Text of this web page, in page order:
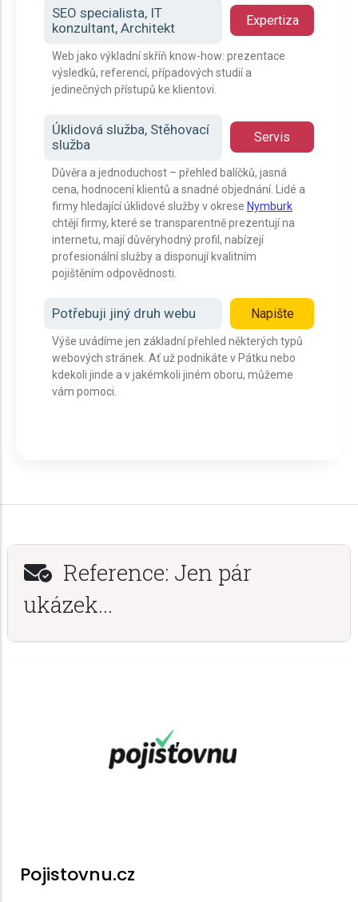
SEO specialista, IT
konzultant, Architekt
Expertiza
Web jako výkladní skříň know-how: prezentace
výsledků, referencí, případových studií a
jedinečných přístupů ke klientovi.
Úklidová služba, Stěhovací
služba
Servis
Důvěra a jednoduchost – přehled balíčků, jasná
cena, hodnocení klientů a snadné objednání. Lidé a
firmy hledající úklidové služby v okrese Nymburk
chtějí firmy, které se transparentně prezentují na
internetu, mají důvěryhodný profil, nabízejí
profesionální služby a disponují kvalitním
pojištěním odpovědnosti.
Potřebuji jiný druh webu Napište
Výše uvádíme jen základní přehled některých typů
webových stránek. Ať už podnikáte v Pátku nebo
kdekoli jinde a v jakémkoli jiném oboru, můžeme
vám pomoci.
Reference: Jen pár
ukázek...
Pojistovnu.cz